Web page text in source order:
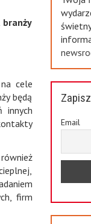
branży
cele
będą
innych
firm
Email